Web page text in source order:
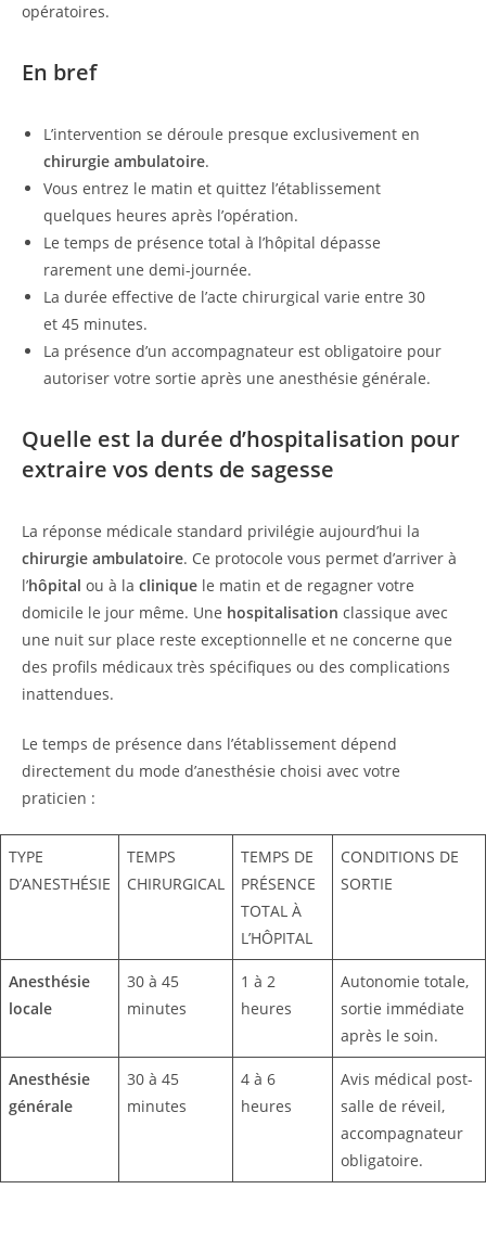
opératoires.
En bref
L’intervention se déroule presque exclusivement en
chirurgie ambulatoire.
Vous entrez le matin et quittez l’établissement
quelques heures après l’opération.
Le temps de présence total à l’hôpital dépasse
rarement une demi-journée.
La durée effective de l’acte chirurgical varie entre 30
et 45 minutes.
La présence d’un accompagnateur est obligatoire pour
autoriser votre sortie après une anesthésie générale.
Quelle est la durée d’hospitalisation pour
extraire vos dents de sagesse
La réponse médicale standard privilégie aujourd’hui la
chirurgie ambulatoire. Ce protocole vous permet d’arriver à
l’hôpital ou à la clinique le matin et de regagner votre
domicile le jour même. Une hospitalisation classique avec
une nuit sur place reste exceptionnelle et ne concerne que
des profils médicaux très spécifiques ou des complications
inattendues.
Le temps de présence dans l’établissement dépend
directement du mode d’anesthésie choisi avec votre
praticien :
TYPE
D’ANESTHÉSIE
TEMPS
CHIRURGICAL
TEMPS DE
PRÉSENCE
TOTAL À
L’HÔPITAL
CONDITIONS DE
SORTIE
Anesthésie
locale
30 à 45
minutes
1 à 2
heures
Autonomie totale,
sortie immédiate
après le soin.
Anesthésie
générale
30 à 45
minutes
4 à 6
heures
Avis médical post-
salle de réveil,
accompagnateur
obligatoire.